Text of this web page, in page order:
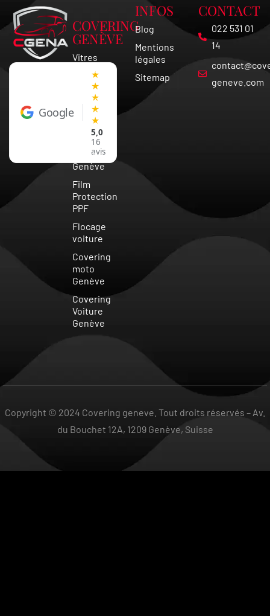
Google
★
★
★
★
★
5,0
16
avis
COVERING
GENÈVE
Vitres
Teintées
Covering
Voiture
Suisse
Vitre
teintée
Genève
Film
Protection
PPF
Flocage
voiture
Covering
moto
Genève
Covering
Voiture
Genève
INFOS
Blog
Mentions
légales
Sitemap
CONTACT
022 531 01
14
geneve.com
Copyright © 2024 Covering geneve. Tout droits réservés – Av.
du Bouchet 12A, 1209 Genève, Suisse